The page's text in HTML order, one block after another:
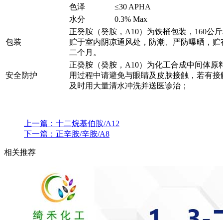
色泽
≤30 APHA
水分
0.3% Max
包装
正癸胺（癸胺，A10）为铁桶包装，160公
贮于室内阴凉通风处，防潮、严防曝晒，贮
二个月。
安全防护
正癸胺（癸胺，A10）为化工合成中间体原
用过程中请避免与眼睛及皮肤接触，若有接
及时用大量清水冲洗并送医诊治；
上一篇： 十二烷基伯胺/A12
下一篇： 正辛胺/辛胺/A8
相关推荐